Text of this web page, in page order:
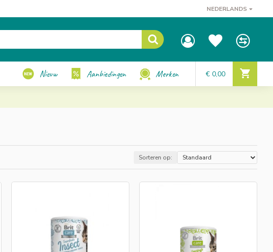
NEDERLANDS
Nieuw Aanbiedingen Merken € 0,00
Sorteren op: